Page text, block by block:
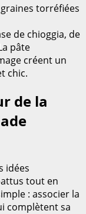
torréfiées
de chioggia, de
pâte
créent un
chic.
de la
idées
tout en
: associer la
complètent sa